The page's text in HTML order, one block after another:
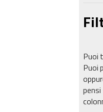
Puoi
Puoi